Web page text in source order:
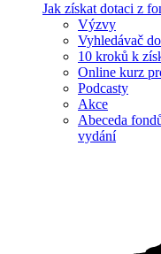
Jak získat dotaci z
Výzvy
Vyhledávač
10 kroků k
Online kurz
Podcasty
Akce
Abeceda
vydání